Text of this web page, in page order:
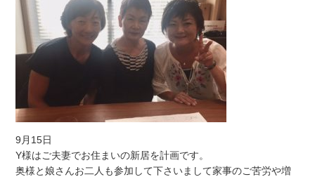
9月15日
Y様はご夫妻でお住まいの新居を計画です。
奥様と娘さんお二人も参加して下さいまして家事のご苦労や増